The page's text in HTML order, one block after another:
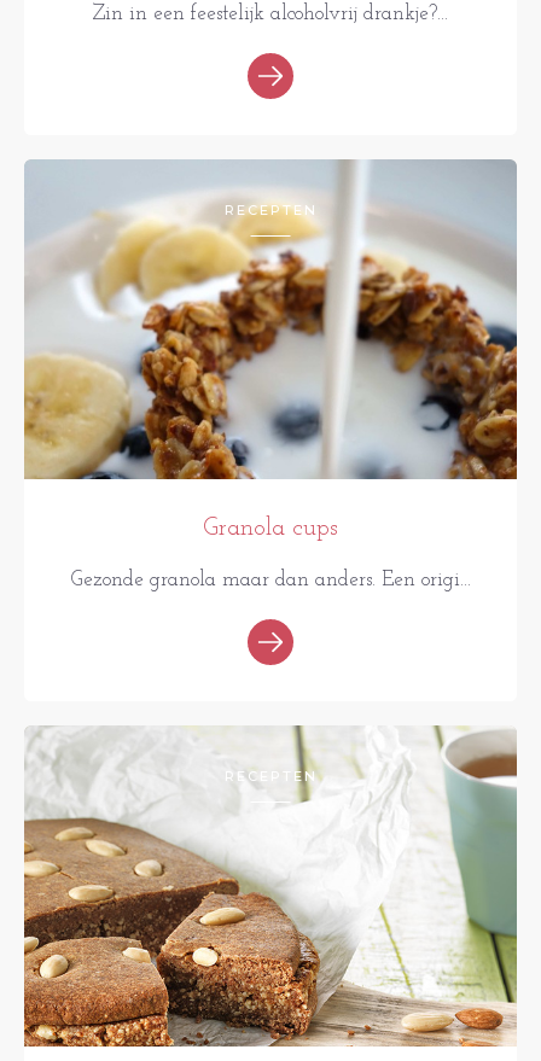
Zin in een feestelijk alcoholvrij drankje?...
RECEPTEN
Granola cups
Gezonde granola maar dan anders. Een origi...
RECEPTEN